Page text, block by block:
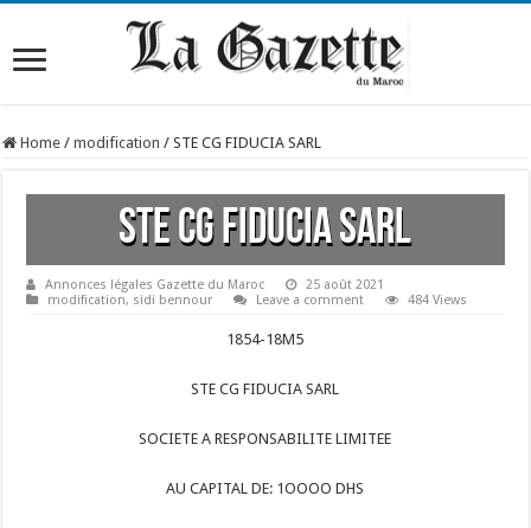
Home / modification / STE CG FIDUCIA SARL
STE CG FIDUCIA SARL
Annonces légales Gazette du Maroc
25 août 2021
modification, sidi bennour Leave a comment 484 Views
1854-18M5
STE CG FIDUCIA SARL
SOCIETE A RESPONSABILITE LIMITEE
AU CAPITAL DE: 1OOOO DHS